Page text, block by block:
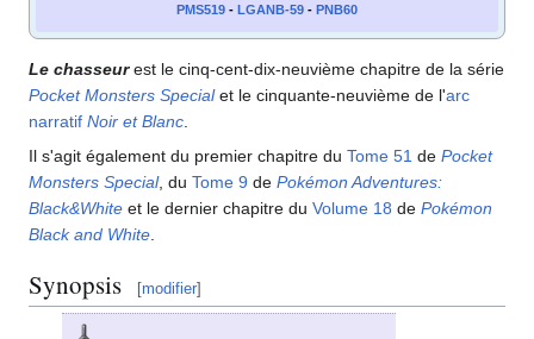
PMS519 - LGANB-59 - PNB60
Le chasseurest le cinq-cent-dix-neuvième chapitre de la série
Pocket Monsters Specialet le cinquante-neuvième de l'arc
narratif Noir et Blanc
Il s'agit également du premier chapitre du Tome 51 de Pocket
Monsters Special, du Tome 9 de Pokémon Adventures:
Black&White et le dernier chapitre du Volume 18 de Pokémon
Black and White
Synopsis [modifier]